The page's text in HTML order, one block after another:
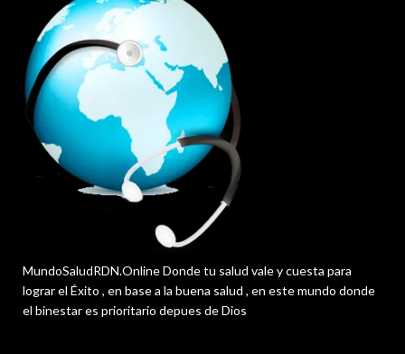
MundoSaludRDN.Online Donde tu salud vale y cuesta para
lograr el Éxito , en base a la buena salud , en este mundo donde
el binestar es prioritario depues de Dios